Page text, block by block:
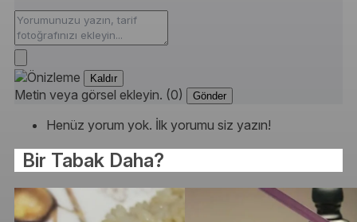
Kaldır
Metin veya görsel ekleyin. (0) Gönder
Henüz yorum yok. İlk yorumu siz yazın!
Bir Tabak Daha?